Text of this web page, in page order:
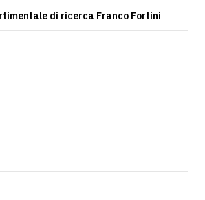
di ricerca Franco Fortini